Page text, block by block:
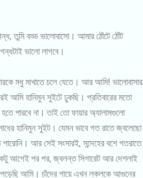
তুমি বড্ড ভালোবাসো। আমার ঠোঁটে ঠোঁট
ভালো লাগবে।
মধু মাখাতে চলে যেতে। আর আমি! ভালোবাসার
আমি হানিমুন সুইটে ঢুকছি। প্রতিবারের মতো
পারবে না। তাই তো ফায়ার অ্যালামগুলো
হানিমুন সুইট। যেমন ভাবে গত রাতে জ্বলেছো
আর সেই সংসারই, সন্দেহের বশে গতরাতে
আগেই পর পর, জ্বলন্ত সিগারেট আর দেশলাই
পড়েছি আমি। চাঁদের গায়ে এখন লকলকে আগুনের